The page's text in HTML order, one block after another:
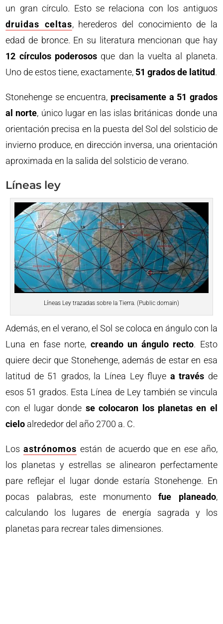
un gran círculo. Esto se relaciona con los antiguos
druidas celtas, herederos del conocimiento de la
edad de bronce. En su literatura mencionan que hay
12 círculos poderososque dan la vuelta al planeta.
Uno de estos tiene, exactamente, 51 grados de latitud.
Stonehenge se encuentra, precisamente a 51 grados
al norte, único lugar en las islas británicas donde una
orientación precisa en la puesta del Sol del solsticio de
invierno produce, en dirección inversa, una orientación
aproximada en la salida del solsticio de verano.
Líneas ley
Líneas Ley trazadas sobre la Tierra. (Public domain)
Además, en el verano, el Sol se coloca en ángulo con la
Luna en fase norte, creando un ángulo recto. Esto
quiere decir que Stonehenge, además de estar en esa
latitud de 51 grados, la Línea Ley fluye a través de
esos 51 grados. Esta Línea de Ley también se vincula
con el lugar donde se colocaron los planetas en el
cielo alrededor del año 2700 a. C.
Losastrónomos están de acuerdo que en ese año,
los planetas y estrellas se alinearon perfectamente
pare reflejar el lugar donde estaría Stonehenge. En
pocas palabras, este monumentofue planeado,
calculando los lugares de energía sagrada y los
planetas para recrear tales dimensiones.